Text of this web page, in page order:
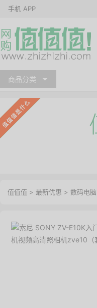
手机 APP
商品分类
值值值 > 最新优惠 > 数码电脑